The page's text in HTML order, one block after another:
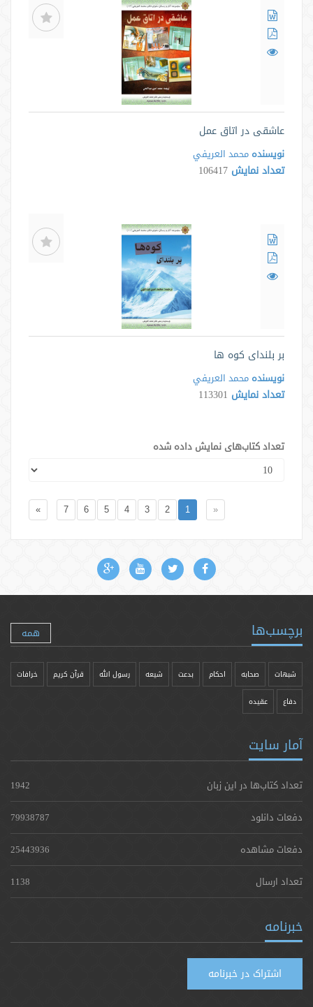
عاشقی در اتاق عمل
نویسنده محمد العريفي
تعداد نمایش 106417
بر بلندای کوه ها
نویسنده محمد العريفي
تعداد نمایش 113301
تعداد کتاب‌های نمایش داده شده
«
1
2
3
4
5
6
7
»
برچسب‌ها همه
شبهات صحابه احکام بدعت شیعه رسول الله قرآن کریم خرافات
دفاع عقیده
آمار سایت
تعداد کتاب‌ها در این زبان
1942
دفعات دانلود
79938787
دفعات مشاهده
25443936
تعداد ارسال
1138
خبرنامه
اشتراک در خبرنامه